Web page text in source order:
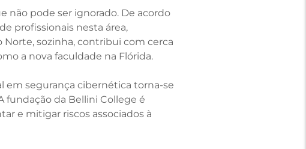
não pode ser ignorado. De acordo
profissionais nesta área,
sozinha, contribui com cerca
a nova faculdade na Flórida.
em segurança cibernética torna-se
fundação da Bellini College é
e mitigar riscos associados à